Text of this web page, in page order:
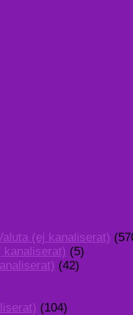
(ej kanaliserat)
kanaliserat) (5)
(42)
(104)